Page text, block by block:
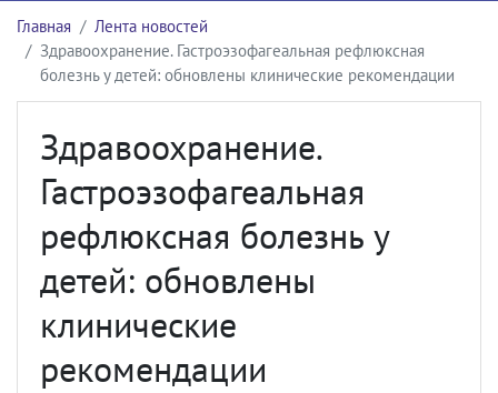
Главная
Лента новостей
Здравоохранение. Гастроэзофагеальная рефлюксная
болезнь у детей: обновлены клинические рекомендации
Здравоохранение.
Гастроэзофагеальная
рефлюксная болезнь у
детей: обновлены
клинические
рекомендации